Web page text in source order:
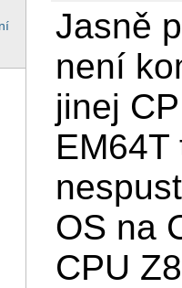
Jasně
není
jinej
OS na
CPU